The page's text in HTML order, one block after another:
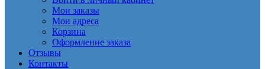
Мои заказы
Мои адреса
Корзина
Оформление заказа
Отзывы
Контакты